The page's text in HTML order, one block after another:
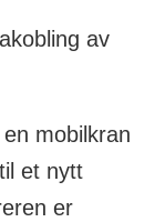
av
mobilkran
et nytt
er